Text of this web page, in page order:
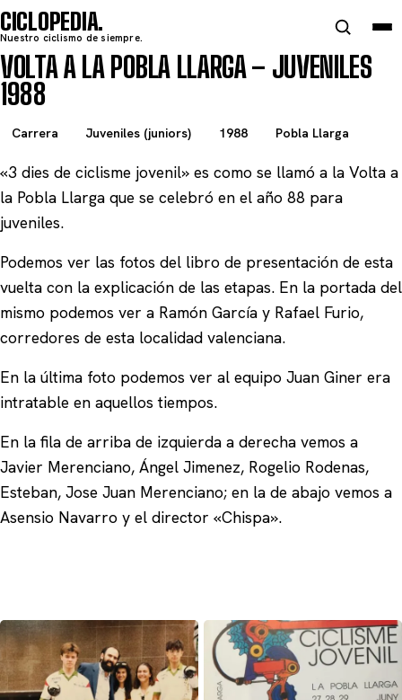
CICLOPEDIA
Nuestro ciclismo de siempre.
VOLTA A LA POBLA LLARGA – JUVENILES
1988
Carrera Juveniles (juniors) 1988 Pobla Llarga
«3 dies de ciclisme jovenil» es como se llamó a la Volta a
la Pobla Llarga que se celebró en el año 88 para
juveniles.
Podemos ver las fotos del libro de presentación de esta
vuelta con la explicación de las etapas. En la portada del
mismo podemos ver a Ramón García y Rafael Furio,
corredores de esta localidad valenciana.
En la última foto podemos ver al equipo Juan Giner era
intratable en aquellos tiempos.
En la fila de arriba de izquierda a derecha vemos a
Javier Merenciano, Ángel Jimenez, Rogelio Rodenas,
Esteban, Jose Juan Merenciano; en la de abajo vemos a
Asensio Navarro y el director «Chispa».